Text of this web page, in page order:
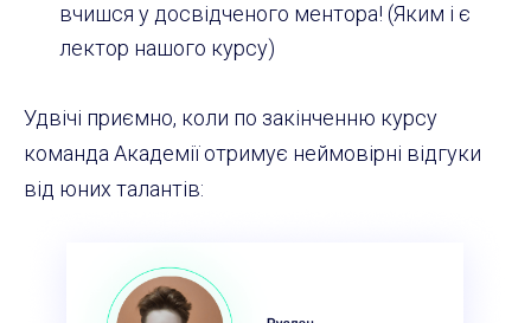
вчишся у досвідченого ментора! (Яким і є
лектор нашого курсу)
Удвічі приємно, коли по закінченню курсу
команда Академії отримує неймовірні відгуки
від юних талантів: